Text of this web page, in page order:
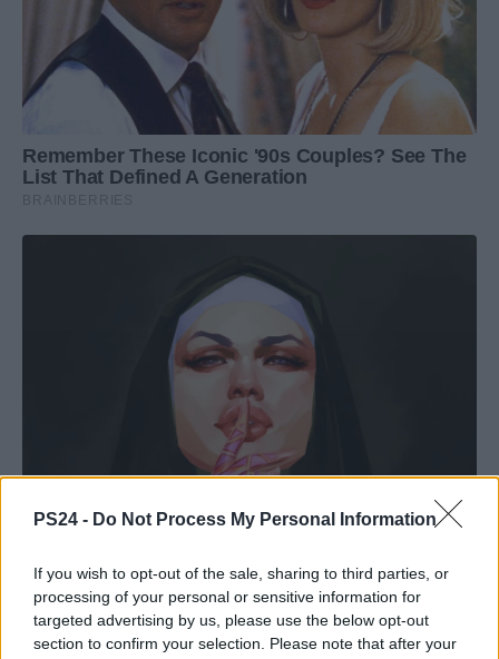
PS24 - Do Not Process My Personal Information
If you wish to opt-out of the sale, sharing to third parties, or
processing of your personal or sensitive information for
targeted advertising by us, please use the below opt-out
section to confirm your selection. Please note that after your